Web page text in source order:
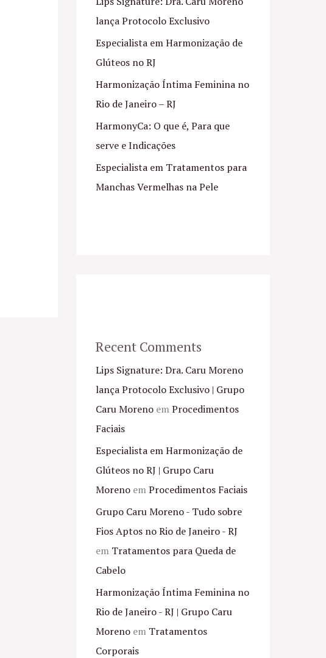
lança Protocolo Exclusivo
Especialista em Harmonização de
Glúteos no RJ
Harmonização Íntima Feminina no
Rio de Janeiro – RJ
HarmonyCa: O que é, Para que
serve e Indicações
Especialista em Tratamentos para
Manchas Vermelhas na Pele
Recent Comments
Lips Signature: Dra. Caru Moreno
lança Protocolo Exclusivo | Grupo
Caru Moreno emProcedimentos
Faciais
Especialista em Harmonização de
Glúteos no RJ | Grupo Caru
Moreno emProcedimentos Faciais
Grupo Caru Moreno - Tudo sobre
Fios Aptos no Rio de Janeiro - RJ
em Tratamentos para Queda de
Cabelo
Harmonização Íntima Feminina no
Rio de Janeiro - RJ | Grupo Caru
Moreno em Tratamentos
Corporais